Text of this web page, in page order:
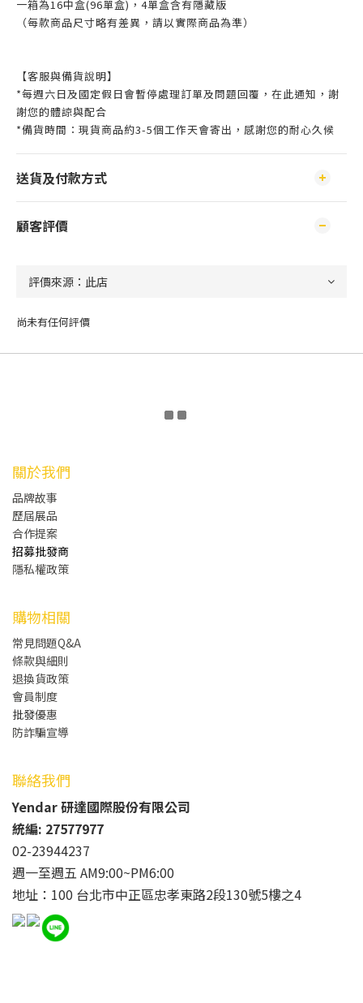
一箱為16中盒(96單盒)，4單盒含有隱藏版
（每款商品尺寸略有差異，請以實際商品為準）
【客服與備貨說明】
*每週六日及國定假日會暫停處理訂單及問題回覆，在此通知，謝
謝您的體諒與配合
*備貨時間：現貨商品約3-5個工作天會寄出，感謝您的耐心久候
送貨及付款方式
顧客評價
尚未有任何評價
關於我們
品牌故事
歷屆展品
合作提案
招募批發商
隱私權政策
購物相關
常見問題Q&A
條款與細則
退換貨政策
會員制度
批發優惠
防詐騙宣導
聯絡我們
Yendar 研達國際股份有限公司
統編: 27577977
02-23944237
週一至週五 AM9:00~PM6:00
地址：100 台北市中正區忠孝東路2段130號5樓之4